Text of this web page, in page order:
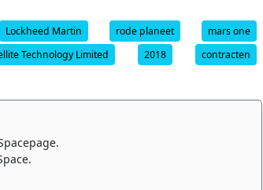
Lockheed Martin rode planeet
mars one
Technology Limited 2018
contracten